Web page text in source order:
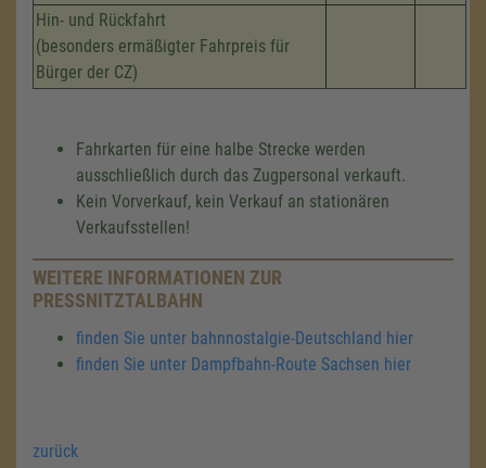
Hin- und Rückfahrt
(besonders ermäßigter Fahrpreis für
Bürger der CZ)
Fahrkarten für eine halbe Strecke werden
ausschließlich durch das Zugpersonal verkauft.
Kein Vorverkauf, kein Verkauf an stationären
Verkaufsstellen!
WEITERE INFORMATIONEN ZUR
PRESSNITZTALBAHN
finden Sie unter bahnnostalgie-Deutschland hier
finden Sie unter Dampfbahn-Route Sachsen hier
zurück